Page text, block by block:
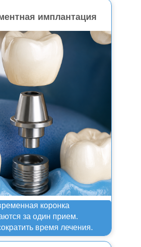
имплантация
коронка
за один прием.
время лечения.